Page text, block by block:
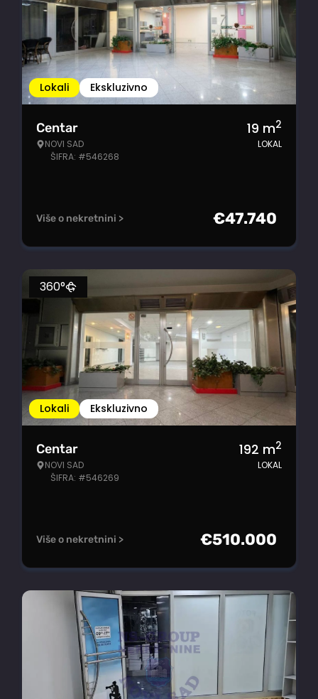
Lokali Ekskluzivno
Centar
NOVI SAD
ŠIFRA: #546268
19 m2
LOKAL
Više o nekretnini > €47.740
Lokali Ekskluzivno
360°
Centar
NOVI SAD
ŠIFRA: #546269
192 m2
LOKAL
Više o nekretnini > €510.000